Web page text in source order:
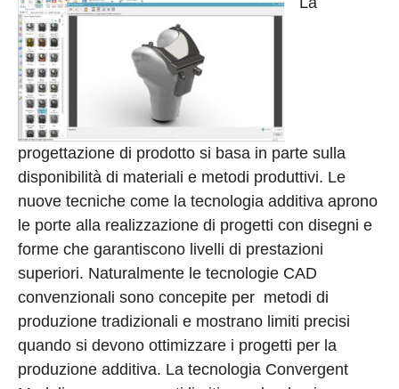
progettazione di prodotto si basa in parte sulla
disponibilità di materiali e metodi produttivi. Le
nuove tecniche come la tecnologia additiva aprono
le porte alla realizzazione di progetti con disegni e
forme che garantiscono livelli di prestazioni
superiori. Naturalmente le tecnologie CAD
convenzionali sono concepite per metodi di
produzione tradizionali e mostrano limiti precisi
quando si devono ottimizzare i progetti per la
produzione additiva. La tecnologia Convergent